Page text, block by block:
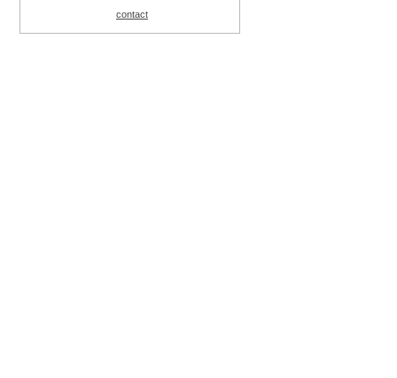
contact